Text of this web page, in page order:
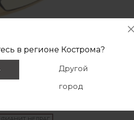
из золота с фианитом
в регионе Кострома?
Другой
город